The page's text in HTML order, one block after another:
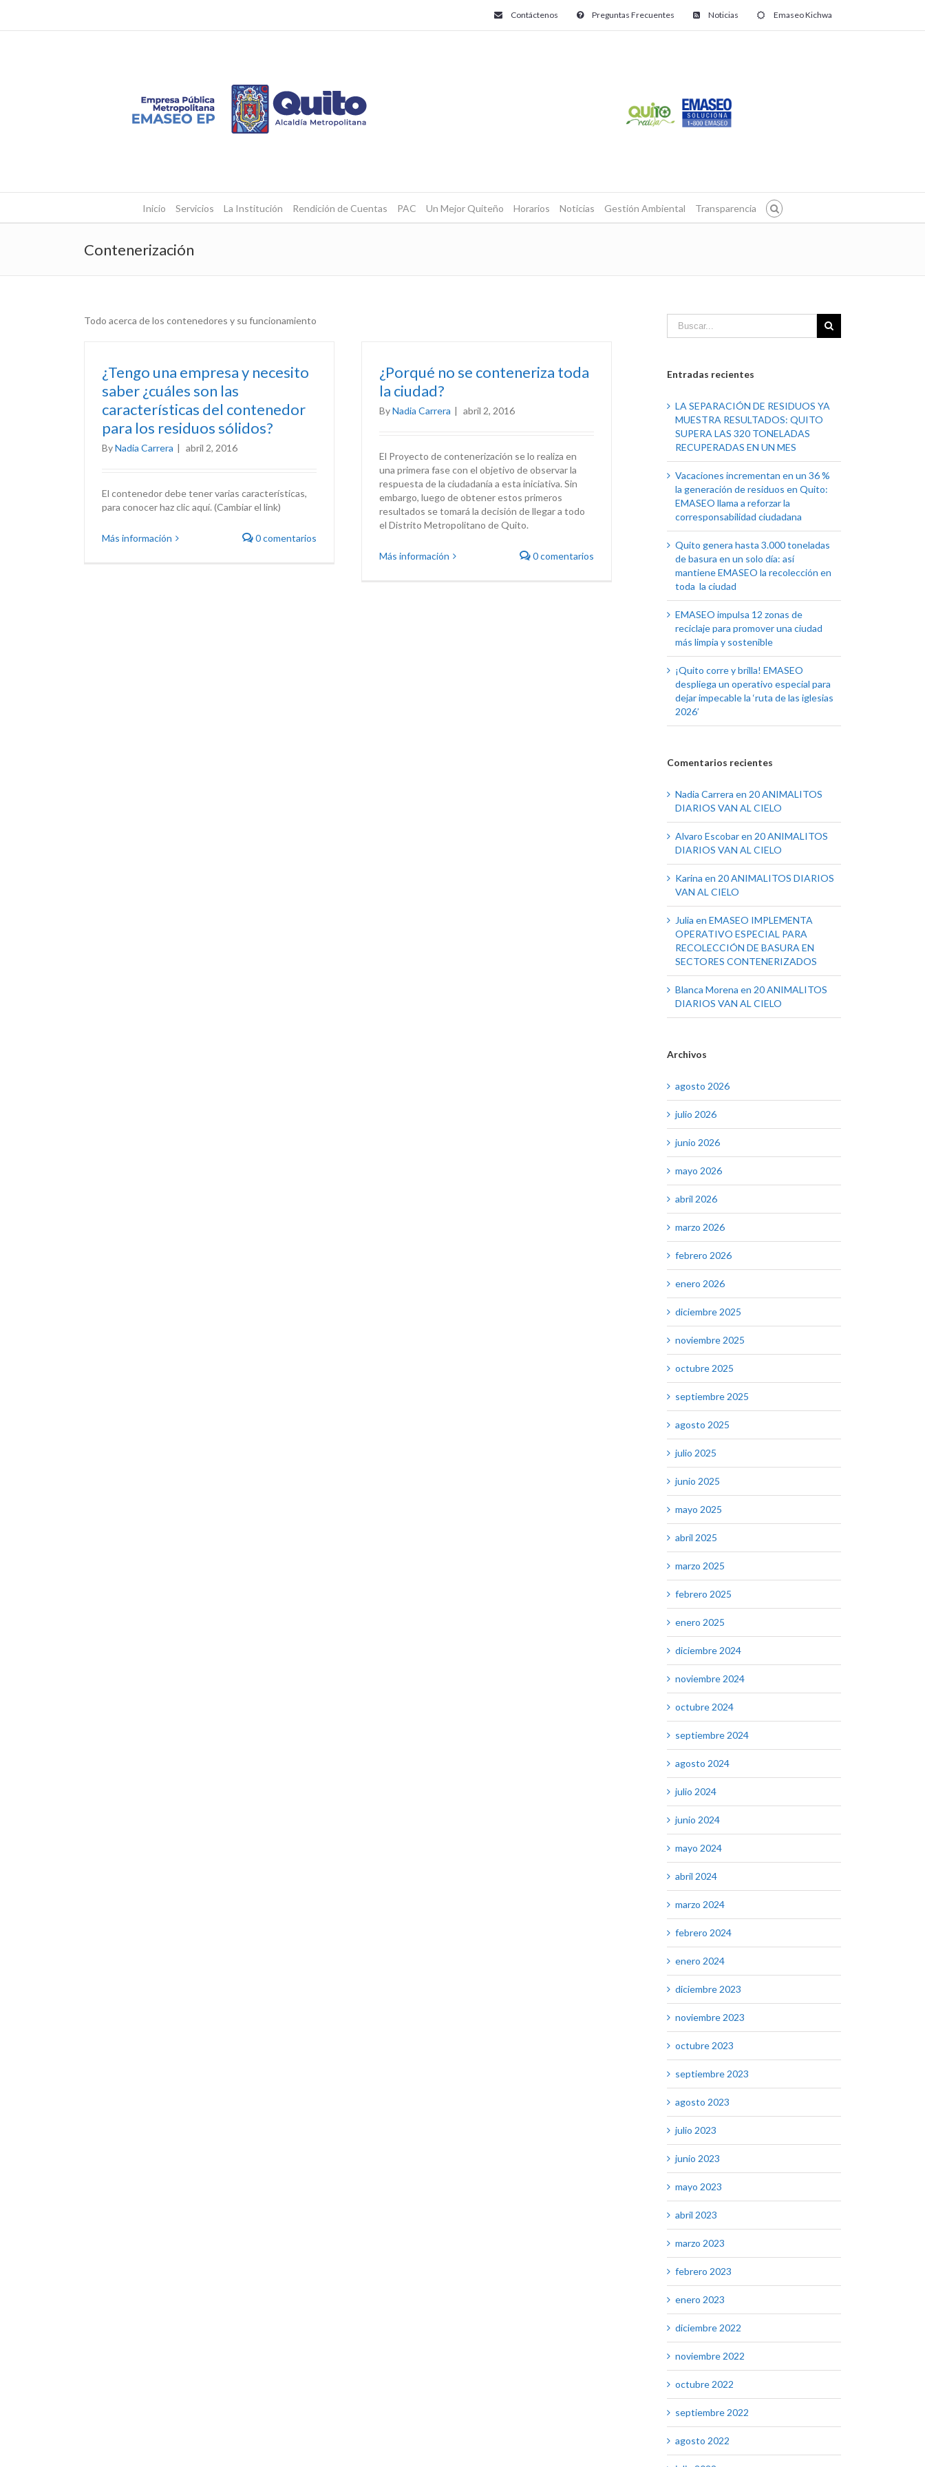
Contáctenos Preguntas Frecuentes Noticias Emaseo Kichwa
Inicio Servicios La Institución Rendición de Cuentas PAC Un Mejor Quiteño Horarios Noticias Gestión Ambiental Transparencia
Contenerización
Todo acerca de los contenedores y su funcionamiento
¿Tengo una empresa y necesito
saber ¿cuáles son las
características del contenedor
para los residuos sólidos?
ByNadia Carrera | abril 2, 2016
El contenedor debe tener varias características,
para conocer haz clic aquí. (Cambiar el link)
Más información 0 comentarios
¿Porqué no se conteneriza toda
la ciudad?
ByNadia Carrera | abril 2, 2016
El Proyecto de contenerización se lo realiza en
una primera fase con el objetivo de observar la
respuesta de la ciudadanía a esta iniciativa. Sin
embargo, luego de obtener estos primeros
resultados se tomará la decisión de llegar a todo
el Distrito Metropolitano de Quito.
Más información 0 comentarios
Entradas recientes
LA SEPARACIÓN DE RESIDUOS YA
MUESTRA RESULTADOS: QUITO
SUPERA LAS 320 TONELADAS
RECUPERADAS EN UN MES
Vacaciones incrementan en un 36 %
la generación de residuos en Quito:
EMASEO llama a reforzar la
corresponsabilidad ciudadana
Quito genera hasta 3.000 toneladas
de basura en un solo día: así
mantiene EMASEO la recolección en
toda la ciudad
EMASEO impulsa 12 zonas de
reciclaje para promover una ciudad
más limpia y sostenible
¡Quito corre y brilla! EMASEO
despliega un operativo especial para
dejar impecable la ‘ruta de las iglesias
2026’
Comentarios recientes
Nadia Carrera en 20 ANIMALITOS
DIARIOS VAN AL CIELO
Alvaro Escobaren 20 ANIMALITOS
DIARIOS VAN AL CIELO
Karina en 20 ANIMALITOS DIARIOS
VAN AL CIELO
Julia en EMASEO IMPLEMENTA
OPERATIVO ESPECIAL PARA
RECOLECCIÓN DE BASURA EN
SECTORES CONTENERIZADOS
Blanca Morena en 20 ANIMALITOS
DIARIOS VAN AL CIELO
Archivos
agosto 2026
julio 2026
junio 2026
mayo 2026
abril 2026
marzo 2026
febrero 2026
enero 2026
diciembre 2025
noviembre 2025
octubre 2025
septiembre 2025
agosto 2025
julio 2025
junio 2025
mayo 2025
abril 2025
marzo 2025
febrero 2025
enero 2025
diciembre 2024
noviembre 2024
octubre 2024
septiembre 2024
agosto 2024
julio 2024
junio 2024
mayo 2024
abril 2024
marzo 2024
febrero 2024
enero 2024
diciembre 2023
noviembre 2023
octubre 2023
septiembre 2023
agosto 2023
julio 2023
junio 2023
mayo 2023
abril 2023
marzo 2023
febrero 2023
enero 2023
diciembre 2022
noviembre 2022
octubre 2022
septiembre 2022
agosto 2022